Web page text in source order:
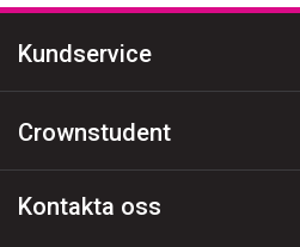
Kundservice
Storleksguide
Kontakta oss
Crownstudent
Kundomdömen
Kontakta oss